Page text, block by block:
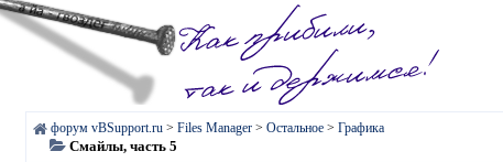
форум vBSupport.ru > Files Manager > Остальное > Графика
Смайлы, часть 5